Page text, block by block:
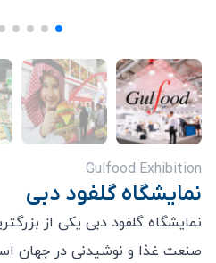
Gulfood Exhibition
نمایشگاه گلفود دبی
نمایشگاه گلفود دبی یکی از
صنعت غذا و نوشیدنی در جهان